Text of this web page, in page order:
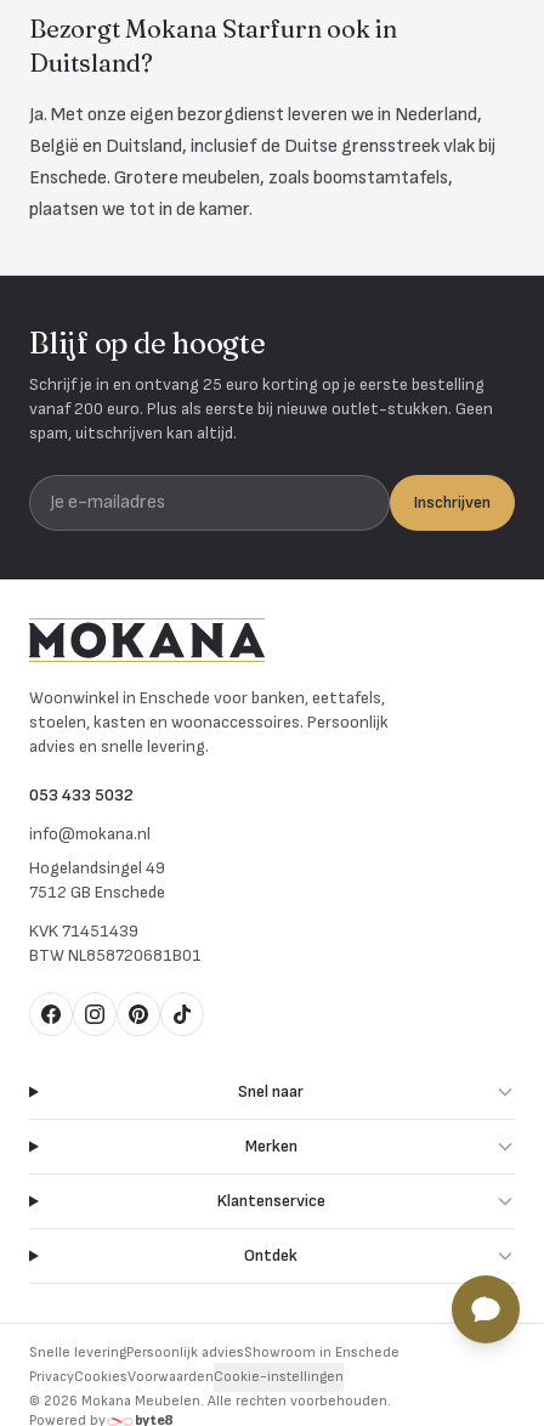
Bezorgt Mokana Starfurn ook in
Duitsland?
Ja. Met onze eigen bezorgdienst leveren we in Nederland,
België en Duitsland, inclusief de Duitse grensstreek vlak bij
Enschede. Grotere meubelen, zoals boomstamtafels,
plaatsen we tot in de kamer.
Blijf op de hoogte
Schrijf je in en ontvang 25 euro korting op je eerste bestelling
vanaf 200 euro. Plus als eerste bij nieuwe outlet-stukken. Geen
spam, uitschrijven kan altijd.
Je e-mailadres
Inschrijven
Woonwinkel in Enschede voor banken, eettafels,
stoelen, kasten en woonaccessoires. Persoonlijk
advies en snelle levering.
053 433 5032
info@mokana.nl
Hogelandsingel 49
7512 GB Enschede
KVK71451439
BTWNL858720681B01
FacebookInstagram
Pinterest
TikTok
Snel naar
Merken
Klantenservice
Ontdek
Snelle leveringPersoonlijk adviesShowroom in Enschede
PrivacyCookiesVoorwaardenCookie-instellingen
© 2026 Mokana Meubelen. Alle rechten voorbehouden.
Powered by
byte8